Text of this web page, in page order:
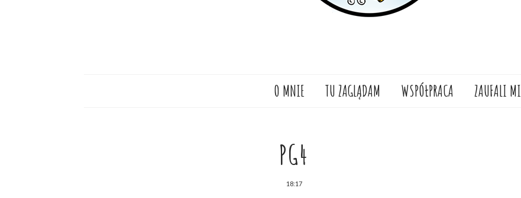
O MNIE TU ZAGLĄDAM WSPÓŁPRACA ZAUFALI MI
PG4
18:17